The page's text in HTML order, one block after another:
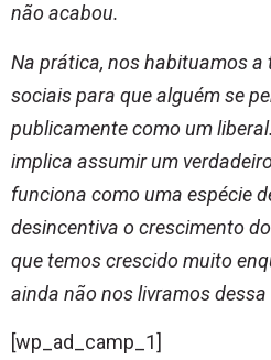
não acabou.
Na prática, nos habituamos
sociais para que alguém se
publicamente como um
implica assumir um
funciona como uma espécie
desincentiva o crescimento
que temos crescido muito
ainda não nos livramos dessa
[wp_ad_camp_1]